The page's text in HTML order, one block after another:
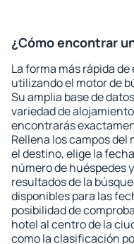
¿Cómo encontrar
La forma más rápida
utilizando el motor de
Su amplia base de
variedad de
encontrarás
Rellena los campos
el destino, elige la
número de huéspedes
resultados de la
disponibles para las
posibilidad de
hotel al centro de la
como la clasificación